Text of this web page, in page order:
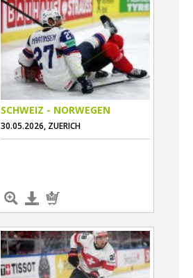
SCHWEIZ - NORWEGEN
30.05.2026, ZUERICH